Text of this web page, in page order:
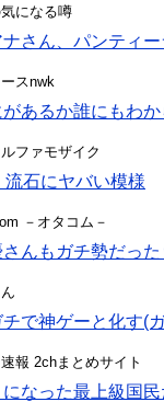
になる噂
ナさん、パンティ
スnwk
あるか誰にもわか
ファモザイク
流石にヤバい模様
－オタコム－
さんもガチ勢だっ
チで神ゲーと化す(
報 2chまとめサイト
なった最上級国